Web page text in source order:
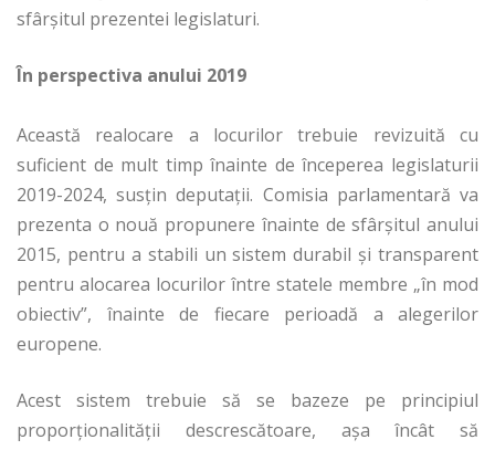
sfârșitul prezentei legislaturi.
În perspectiva anului 2019
Această realocare a locurilor trebuie revizuită cu
suficient de mult timp înainte de începerea legislaturii
2019-2024, susțin deputații. Comisia parlamentară va
prezenta o nouă propunere înainte de sfârșitul anului
2015, pentru a stabili un sistem durabil și transparent
pentru alocarea locurilor între statele membre „în mod
obiectiv”, înainte de fiecare perioadă a alegerilor
europene.
Acest sistem trebuie să se bazeze pe principiul
proporționalității descrescătoare, așa încât să